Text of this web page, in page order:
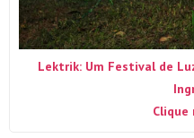
Lektrik: Um Festival de
Clique